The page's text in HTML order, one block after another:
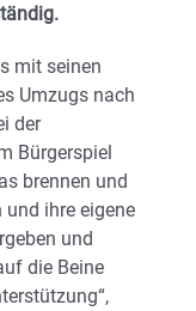
mit seinen
Umzugs nach
der
Bürgerspiel
brennen und
und ihre eigene
und
die Beine